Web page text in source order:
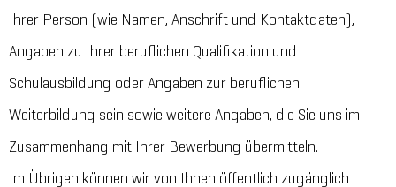
Ihrer Person (wie Namen, Anschrift und Kontaktdaten),
Angaben zu Ihrer beruflichen Qualifikation und
Schulausbildung oder Angaben zur beruflichen
Weiterbildung sein sowie weitere Angaben, die Sie uns im
Zusammenhang mit Ihrer Bewerbung übermitteln.
Im Übrigen können wir von Ihnen öffentlich zugänglich